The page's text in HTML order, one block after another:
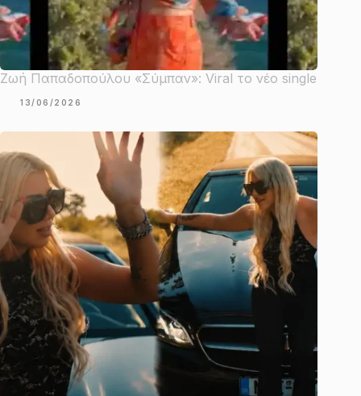
Ζωή Παπαδοπούλου «Σύμπαν»: Viral το νέο single
13/06/2026